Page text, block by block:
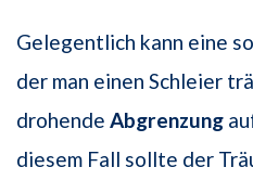
Gelegentlich kann eine
der man einen Schleier
drohende Abgrenzung
diesem Fall sollte der